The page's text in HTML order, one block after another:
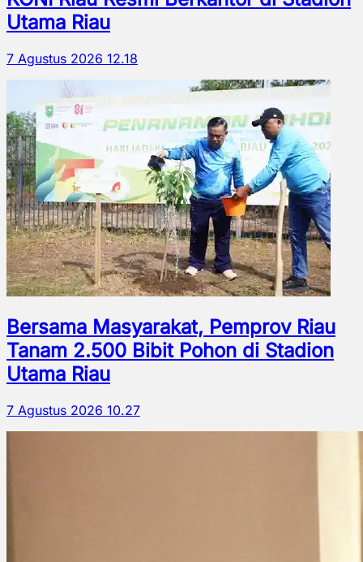
Utama Riau
7 Agustus 2026 12.18
Bersama Masyarakat, Pemprov Riau
Tanam 2.500 Bibit Pohon di Stadion
Utama Riau
7 Agustus 2026 10.27